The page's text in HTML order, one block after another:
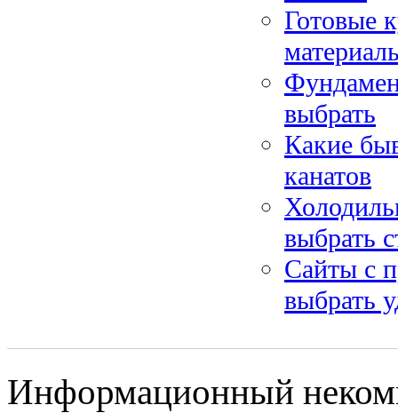
Готовые
выбрать
Какие
канатов
выбрать
Сайты с
выбрать
Информационный